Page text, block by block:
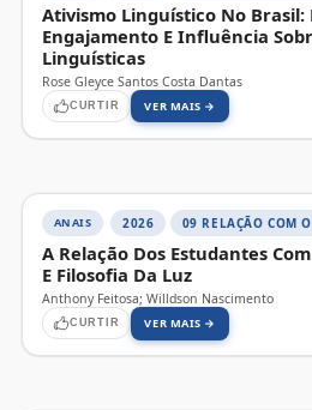
Ativismo Linguístico No Brasil:
Engajamento E Influência
Linguísticas
Rose Gleyce Santos Costa Dantas
CURTIR VER MAIS →
ANAIS 2026 09 RELAÇÃO COM
A Relação Dos Estudantes
E Filosofia Da Luz
Anthony Feitosa; Willdson Nascimento
CURTIR VER MAIS →